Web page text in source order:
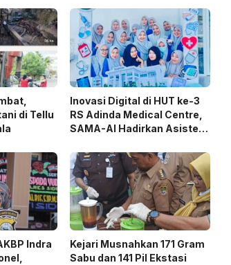
di Tellu
Inovasi Digital di HUT ke-3
RS Adinda Medical Centre,
SAMA-AI Hadirkan Asisten
Indra
Kejari Musnahkan 171 Gram
Sabu dan 141 Pil Ekstasi